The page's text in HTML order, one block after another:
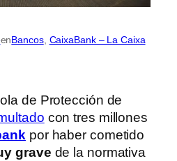
enBancos, CaixaBank – La Caixa
de Protección de
con tres millones
por haber cometido
grave de la normativa